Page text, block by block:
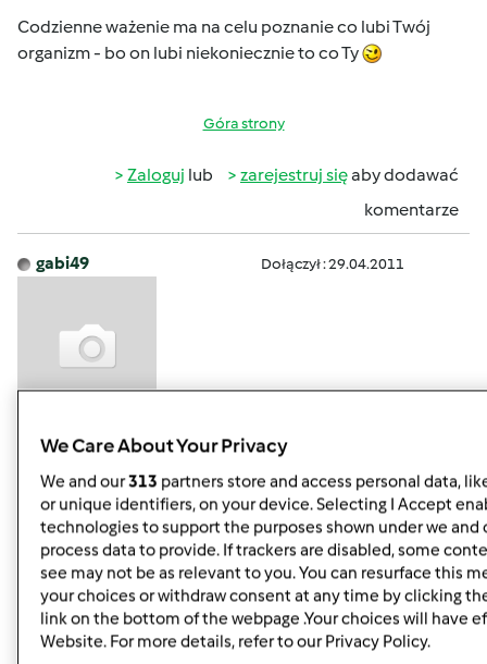
Codzienne ważenie ma na celu poznanie co lubi Twój
organizm - bo on lubi niekoniecznie to co Ty
Góra strony
Zaloguj lub zarejestruj sięaby dodawać
komentarze
gabi49 Dołączył : 29.04.2011
pon., 07/22/2013 - 15:02
Alu, proszę o więcej tego typu spostrzeżeń. Co natomiast
sadzisz o kapuście i ogórkach ?
W jakiej postaci je
najlepiej jeść? Kocham własnie te warzywa, natomiast
niekoniecznie brokuła i kalafiora lub cukinię. Dziś jadłam
kalafior i pieczone udko kurczaka.
Góra strony
We Care About Your Privacy
We and our313 partners store and access personal data,
or unique identifiers, on your device. Selecting I Accept
technologies to support the purposes shown under we and
process data to provide. If trackers are disabled, some
see may not be as relevant to you. You can resurface this
your choices or withdraw consent at any time by clicking
link on the bottom of the webpage .Your choices will have
Website. For more details, refer to our Privacy Policy.